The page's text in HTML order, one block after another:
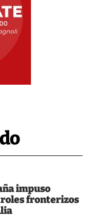
impuso
fronterizos